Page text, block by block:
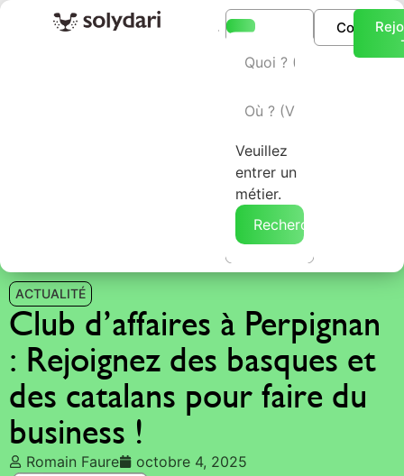
Veuillez
entrer un
métier.
Rechercher →
ACTUALITÉ
Club d’affaires à Perpignan
: Rejoignez des basques et
des catalans pour faire du
business !
Romain Faure octobre 4, 2025